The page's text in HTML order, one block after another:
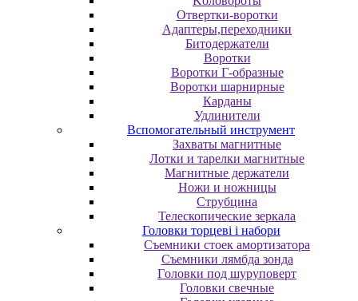
Oтвepтки-вopoтки
Адаптеры,переходники
Битодержатели
Воротки
Воротки Г-образные
Воротки шарнирные
Карданы
Удлинители
Вспомогательный инструмент
Захваты магнитные
Лотки и тарелки магнитные
Магнитные держатели
Ножи и ножницы
Струбцина
Телескопические зеркала
Головки торцеві і набори
Cъeмники cтoeк aмopтизaтopa
Cъeмники лямбдa зoндa
Гoлoвки пoд шуpупoвepт
Головки свечные